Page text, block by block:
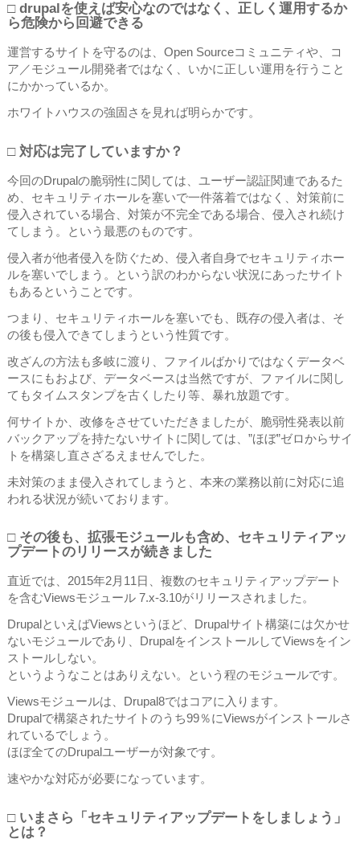
□ drupalを使えば安心なのではなく、正しく運用するか
ら危険から回避できる
運営するサイトを守るのは、Open Sourceコミュニティや、コ
ア／モジュール開発者ではなく、いかに正しい運用を行うこと
にかかっているか。
ホワイトハウスの強固さを見れば明らかです。
□ 対応は完了していますか？
今回のDrupalの脆弱性に関しては、ユーザー認証関連であるた
め、セキュリティホールを塞いで一件落着ではなく、対策前に
侵入されている場合、対策が不完全である場合、侵入され続け
てしまう。という最悪のものです。
侵入者が他者侵入を防ぐため、侵入者自身でセキュリティホー
ルを塞いでしまう。という訳のわからない状況にあったサイト
もあるということです。
つまり、セキュリティホールを塞いでも、既存の侵入者は、そ
の後も侵入できてしまうという性質です。
改ざんの方法も多岐に渡り、ファイルばかりではなくデータベ
ースにもおよび、データベースは当然ですが、ファイルに関し
てもタイムスタンプを古くしたり等、暴れ放題です。
何サイトか、改修をさせていただきましたが、脆弱性発表以前
バックアップを持たないサイトに関しては、”ほぼ”ゼロからサイ
トを構築し直さざるえませんでした。
未対策のまま侵入されてしまうと、本来の業務以前に対応に追
われる状況が続いております。
□ その後も、拡張モジュールも含め、セキュリティアッ
プデートのリリースが続きました
直近では、2015年2月11日、複数のセキュリティアップデート
を含むViewsモジュール 7.x-3.10がリリースされました。
DrupalといえばViewsというほど、Drupalサイト構築には欠かせ
ないモジュールであり、DrupalをインストールしてViewsをイン
ストールしない。
というようなことはありえない。という程のモジュールです。
Viewsモジュールは、Drupal8ではコアに入ります。
Drupalで構築されたサイトのうち99％にViewsがインストールさ
れているでしょう。
ほぼ全てのDrupalユーザーが対象です。
速やかな対応が必要になっています。
□ いまさら「セキュリティアップデートをしましょう」
とは？